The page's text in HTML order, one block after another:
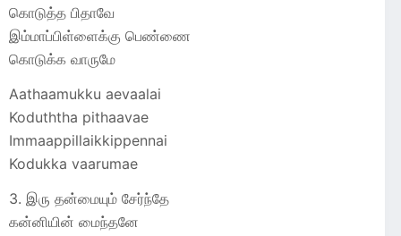
கொடுத்த பிதாவே
இம்மாப்பிள்ளைக்கு பெண்ணை
கொடுக்க வாருமே
Aathaamukku aevaalai
Koduththa pithaavae
Immaappillaikkippennai
Kodukka vaarumae
3. இரு தன்மையும் சேர்ந்தே
கன்னியின் மைந்தனே